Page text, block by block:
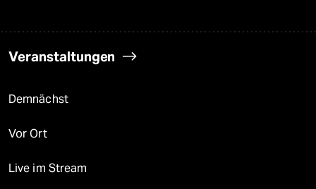
Veranstaltungen
Demnächst
Vor Ort
Live im Stream